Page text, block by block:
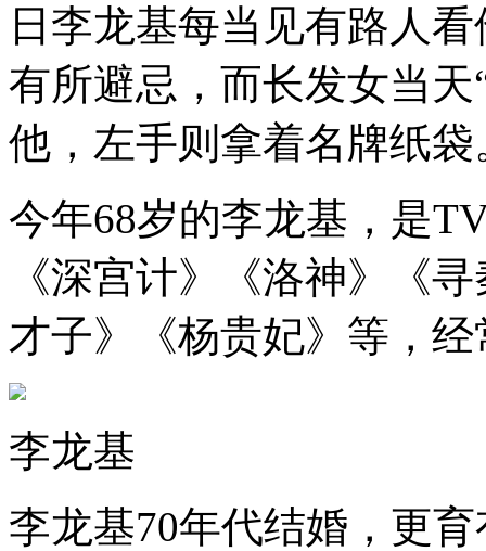
日李龙基每当见有路人
有所避忌，而长发女当
他，左手则拿着名牌纸袋
今年68岁的李龙基，是
《深宫计》《洛神》《
才子》《杨贵妃》等，
李龙基
李龙基70年代结婚，更